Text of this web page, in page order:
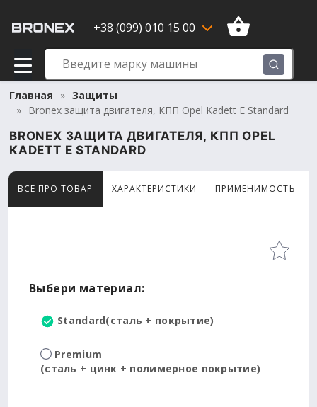
+38 (099) 010 15 00
Главная
Защиты
Bronex защита двигателя, КПП Opel Kadett E Standard
BRONEX ЗАЩИТА ДВИГАТЕЛЯ, КПП OPEL
KADETT E STANDARD
ВСЕ ПРО ТОВАР ХАРАКТЕРИСТИКИ ПРИМЕНИМОСТЬ
Товар просматривают сейчас 9 человек
Выбери материал:
Standard(сталь + покрытие)
Premium
(сталь + цинк + полимерное покрытие)